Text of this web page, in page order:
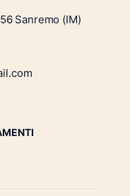
Sanremo (IM)